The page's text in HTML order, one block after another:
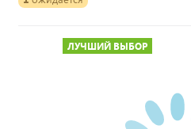
ЛУЧШИЙ ВЫБОР